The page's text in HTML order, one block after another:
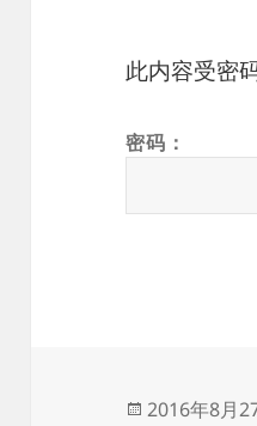
此内容受密
密码：
发
2016年8月